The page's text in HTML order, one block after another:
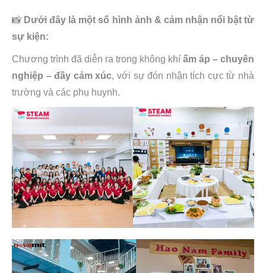
📸 Dưới đây là một số hình ảnh & cảm nhận nổi bật từ
sự kiện:
Chương trình đã diễn ra trong không khí ấm áp – chuyên
nghiệp – đầy cảm xúc, với sự đón nhận tích cực từ nhà
trường và các phụ huynh.